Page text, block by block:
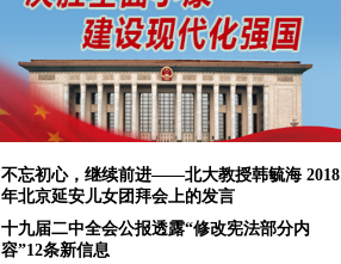
不忘初心，继续前进——北大教授韩毓海 2018
年北京延安儿女团拜会上的发言
十九届二中全会公报透露“修改宪法部分内
容”12条新信息